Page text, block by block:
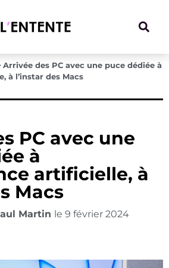
Arrivée des PC avec une puce dédiée à
à l’instar des Macs
PC avec une
à
artificielle, à
Macs
Martin le 9 février 2024